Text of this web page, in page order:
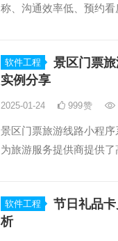
称、沟通效率低、预约
软件工程
景区门票
实例分享
2025-01-24 999赞
景区门票旅游线路小程
为旅游服务提供商提供
软件工程
节日礼品
析